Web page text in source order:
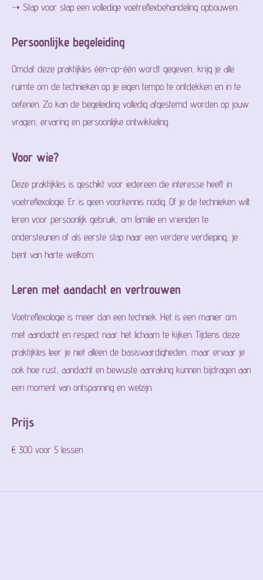
➝ Stap voor stap een volledige voetreflexbehandeling opbouwen.
Persoonlijke begeleiding
Omdat deze praktijkles één-op-één wordt gegeven, krijg je alle
ruimte om de technieken op je eigen tempo te ontdekken en in te
oefenen. Zo kan de begeleiding volledig afgestemd worden op jouw
vragen, ervaring en persoonlijke ontwikkeling.
Voor wie?
Deze praktijkles is geschikt voor iedereen die interesse heeft in
voetreflexologie. Er is geen voorkennis nodig. Of je de technieken wilt
leren voor persoonlijk gebruik, om familie en vrienden te
ondersteunen of als eerste stap naar een verdere verdieping, je
bent van harte welkom.
Leren met aandacht en vertrouwen
Voetreflexologie is meer dan een techniek. Het is een manier om
met aandacht en respect naar het lichaam te kijken. Tijdens deze
praktijkles leer je niet alleen de basisvaardigheden, maar ervaar je
ook hoe rust, aandacht en bewuste aanraking kunnen bijdragen aan
een moment van ontspanning en welzijn.
Prijs
€ 300 voor 5 lessen